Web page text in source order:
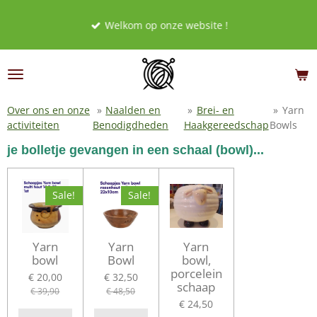
hoofdinhoud
Welkom op onze website !
Over ons en onze
activiteiten
» Naalden en
Benodigdheden
» Brei- en
Haakgereedschap
» Yarn
Bowls
je bolletje gevangen in een schaal (bowl)...
Sale!
Yarn
bowl
€ 20,00
€ 39,90
Sale!
Yarn
Bowl
€ 32,50
€ 48,50
Yarn
bowl,
porcelein
schaap
€ 24,50